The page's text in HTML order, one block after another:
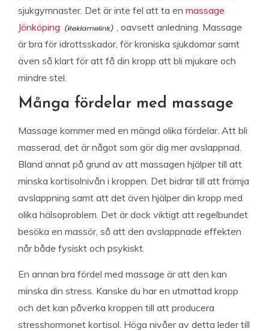
sjukgymnaster. Det är inte fel att ta en massage
Jönköping
, oavsett anledning. Massage
är bra för idrottsskador, för kroniska sjukdomar samt
även så klart för att få din kropp att bli mjukare och
mindre stel.
Många fördelar med massage
Massage kommer med en mängd olika fördelar. Att bli
masserad, det är något som gör dig mer avslappnad.
Bland annat på grund av att massagen hjälper till att
minska kortisolnivån i kroppen. Det bidrar till att främja
avslappning samt att det även hjälper din kropp med
olika hälsoproblem. Det är dock viktigt att regelbundet
besöka en massör, så att den avslappnade effekten
når både fysiskt och psykiskt.
En annan bra fördel med massage är att den kan
minska din stress. Kanske du har en utmattad kropp
och det kan påverka kroppen till att producera
stresshormonet kortisol. Höga nivåer av detta leder till